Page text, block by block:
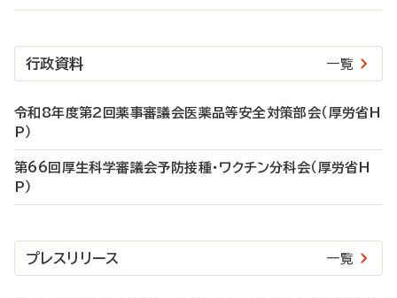
行政資料 一覧
令和8年度第2回薬事審議会医薬品等安全対策部会（厚労省H
P）
第66回厚生科学審議会予防接種・ワクチン分科会（厚労省H
P）
プレスリリース 一覧